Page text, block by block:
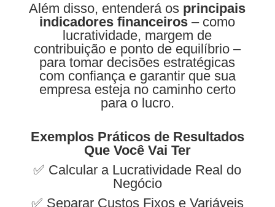
Além disso, entenderá os principais
indicadores financeiros – como
lucratividade, margem de
contribuição e ponto de equilíbrio –
para tomar decisões estratégicas
com confiança e garantir que sua
empresa esteja no caminho certo
para o lucro.
Exemplos Práticos de Resultados
Que Você Vai Ter
✅ Calcular a Lucratividade Real do
Negócio
✅ Separar Custos Fixos e Variáveis